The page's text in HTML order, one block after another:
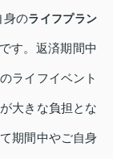
身のライフプラン
す。返済期間中
ライフイベント
大きな負担とな
期間中やご自身